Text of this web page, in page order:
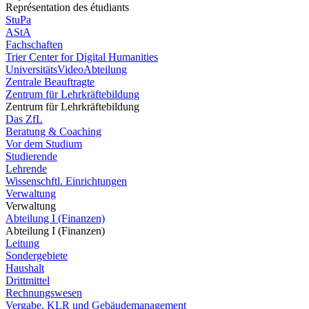
Représentation des étudiants
StuPa
AStA
Fachschaften
Trier Center for Digital Humanities
UniversitätsVideoAbteilung
Zentrale Beauftragte
Zentrum für Lehrkräftebildung
Zentrum für Lehrkräftebildung
Das ZfL
Beratung & Coaching
Vor dem Studium
Studierende
Lehrende
Wissenschftl. Einrichtungen
Verwaltung
Verwaltung
Abteilung I (Finanzen)
Abteilung I (Finanzen)
Leitung
Sondergebiete
Haushalt
Drittmittel
Rechnungswesen
Vergabe, KLR und Gebäudemanagement